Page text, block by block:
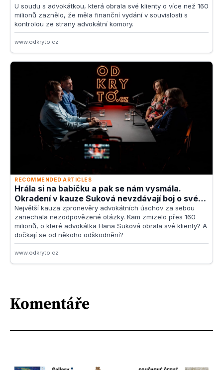
Komentáře